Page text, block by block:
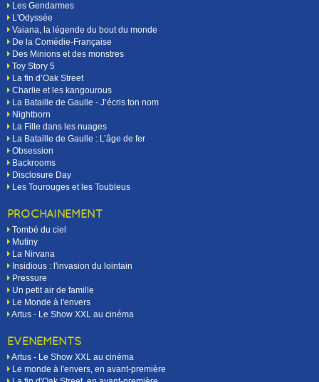
Les Gendarmes
L'Odyssée
Vaiana, la légende du bout du monde
De la Comédie-Française
Des Minions et des monstres
Toy Story 5
La fin d’Oak Street
Charlie et les kangourous
La Bataille de Gaulle - J’écris ton nom
Nightborn
La Fille dans les nuages
La Bataille de Gaulle : L’âge de fer
Obsession
Backrooms
Disclosure Day
Les Tourouges et les Toubleus
PROCHAINEMENT
Tombé du ciel
Mutiny
La Nirvana
Insidious : l'invasion du lointain
Pressure
Un petit air de famille
Le Monde à l'envers
Artus - Le Show XXL au cinéma
EVÉNEMENTS
Artus - Le Show XXL au cinéma
Le monde à l'envers, en avant-première